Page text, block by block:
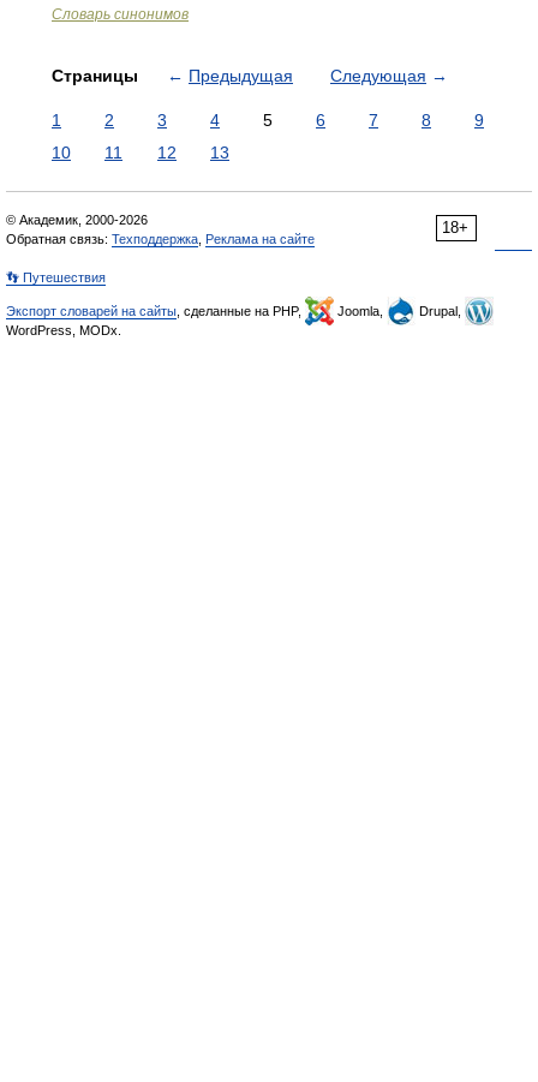
Словарь синонимов
Страницы ← Предыдущая Следующая →
1 2 3 4 5 6 7 8
9
10
11 12 13
18+
© Академик, 2000-2026
Обратная связь: Техподдержка Реклама на сайте
👣 Путешествия
Экспорт словарей на сайты , сделанные на PHP, Joomla,
Drupal,
WordPress, MODx.